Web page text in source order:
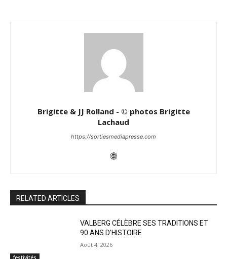
Brigitte & JJ Rolland - © photos Brigitte
Lachaud
https://sortiesmediapresse.com
RELATED ARTICLES
festivités
VALBERG CÉLÈBRE SES TRADITIONS ET
90 ANS D’HISTOIRE
Août 4, 2026